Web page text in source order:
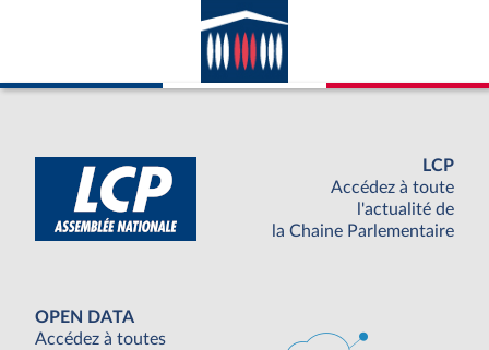
LCP
Accédez à toute
l'actualité de
la Chaine Parlementaire
OPEN DATA
Accédez à toutes